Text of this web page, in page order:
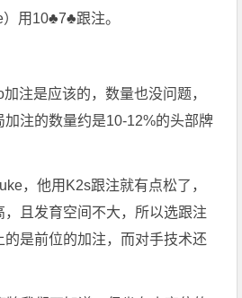
用10♣7♣跟注。
注是应该的，数量也没问题，
注的数量约是10-12%的头部牌
，他用K2s跟注就有点松了，
且发育空间不大，所以选跟注
是前位的加注，而对手技术还